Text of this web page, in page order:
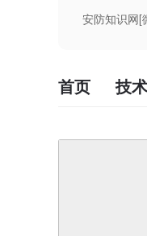
安防知识网[
首页 技术